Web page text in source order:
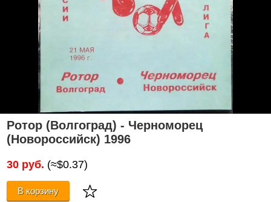
Ротор (Волгоград) - Черноморец
(Новороссийск) 1996
30 руб. (≈$0.37)
В корзину